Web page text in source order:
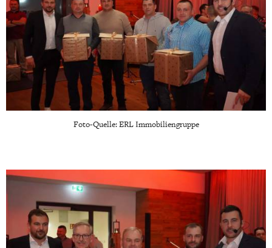
Foto-Quelle: ERL Immobiliengruppe